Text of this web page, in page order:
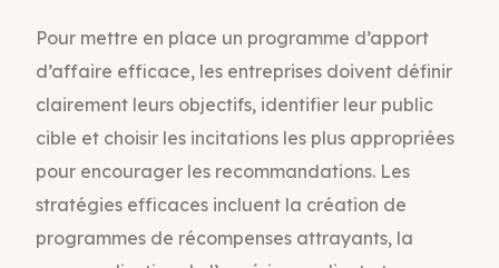
Pour mettre en place un programme d’apport
d’affaire efficace, les entreprises doivent définir
clairement leurs objectifs, identifier leur public
cible et choisir les incitations les plus appropriées
pour encourager les recommandations. Les
stratégies efficaces incluent la création de
programmes de récompenses attrayants, la